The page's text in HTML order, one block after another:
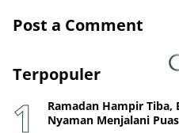
Post a Comment
Terpopuler
Ramadan Hampir Tiba,
Nyaman Menjalani